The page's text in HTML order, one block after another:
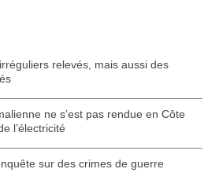
relevés, mais aussi des
ne s’est pas rendue en Côte
l’électricité
sur des crimes de guerre